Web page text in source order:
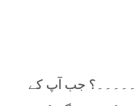
جب آپ کے